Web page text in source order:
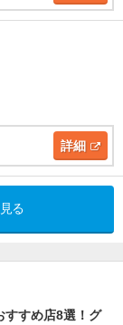
詳細
る
すすめ店8選！グ